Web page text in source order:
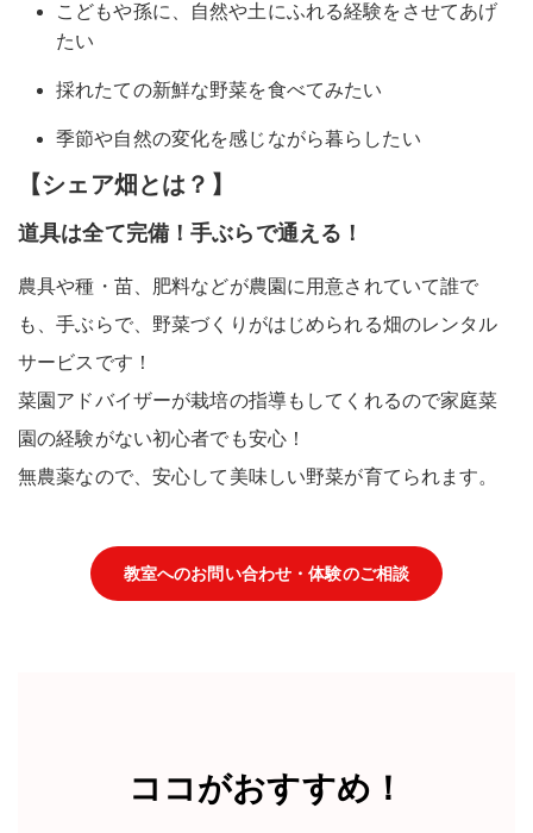
こどもや孫に、自然や土にふれる経験をさせてあげ
たい
採れたての新鮮な野菜を食べてみたい
季節や自然の変化を感じながら暮らしたい
【シェア畑とは？】
道具は全て完備！手ぶらで通える！
農具や種・苗、肥料などが農園に用意されていて誰で
も、手ぶらで、 野菜づくりがはじめられる畑のレンタル
サービス です！
菜園アドバイザーが栽培の指導もしてくれるので家庭菜
園の経験がない初心者でも安心！
無農薬なので、安心して美味しい野菜が育てられます。
教室へのお問い合わせ・体験のご相談
ココがおすすめ！